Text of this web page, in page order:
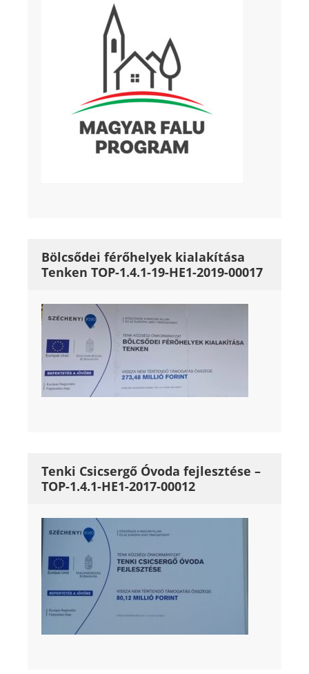
Bölcsődei férőhelyek kialakítása
Tenken TOP-1.4.1-19-HE1-2019-00017
Tenki Csicsergő Óvoda fejlesztése –
TOP-1.4.1-HE1-2017-00012